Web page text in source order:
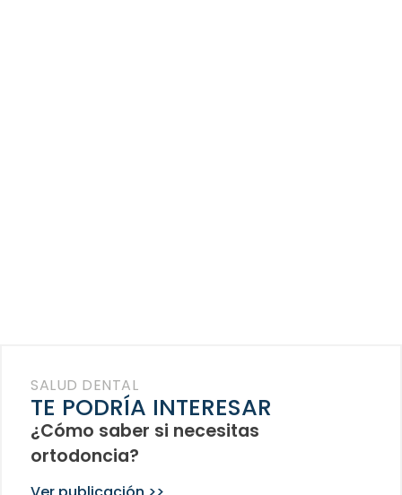
SALUD DENTAL
TE PODRÍA INTERESAR
¿Cómo saber si necesitas
ortodoncia?